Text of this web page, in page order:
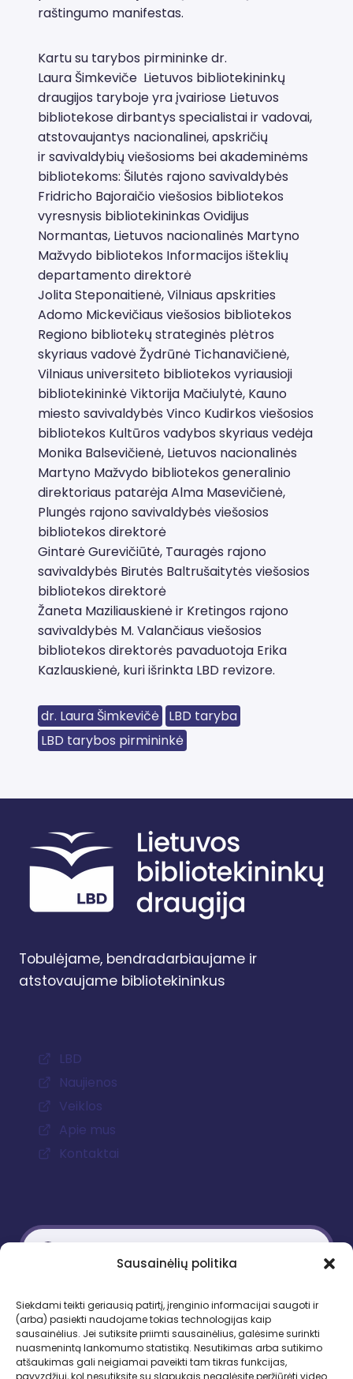
Sausainėlių politika
Siekdami teikti geriausią patirtį, įrenginio informacijai saugoti ir
(arba) pasiekti naudojame tokias technologijas kaip
sausainėlius. Jei sutiksite priimti sausainėlius, galėsime surinkti
nuasmenintą lankomumo statistiką. Nesutikimas arba sutikimo
atšaukimas gali neigiamai paveikti tam tikras funkcijas,
pavyzdžiui, kol nesutiksite su slapukais negalėsite peržiūrėti video.
raštingumo manifestas.
Kartu su tarybos pirmininke dr.
Laura Šimkeviče Lietuvos bibliotekininkų
draugijos taryboje yra įvairiose Lietuvos
bibliotekose dirbantys specialistai ir vadovai,
atstovaujantys nacionalinei, apskričių
ir savivaldybių viešosioms bei akademinėms
bibliotekoms: Šilutės rajono savivaldybės
Fridricho Bajoraičio viešosios bibliotekos
vyresnysis bibliotekininkas Ovidijus
Normantas, Lietuvos nacionalinės Martyno
Mažvydo bibliotekos Informacijos išteklių
departamento direktorė
Jolita Steponaitienė, Vilniaus apskrities
Adomo Mickevičiaus viešosios bibliotekos
Regiono bibliotekų strateginės plėtros
skyriaus vadovė Žydrūnė Tichanavičienė,
Vilniaus universiteto bibliotekos vyriausioji
bibliotekininkė Viktorija Mačiulytė, Kauno
miesto savivaldybės Vinco Kudirkos viešosios
bibliotekos Kultūros vadybos skyriaus vedėja
Monika Balsevičienė, Lietuvos nacionalinės
Martyno Mažvydo bibliotekos generalinio
direktoriaus patarėja Alma Masevičienė,
Plungės rajono savivaldybės viešosios
bibliotekos direktorė
Gintarė Gurevičiūtė, Tauragės rajono
savivaldybės Birutės Baltrušaitytės viešosios
bibliotekos direktorė
Žaneta Maziliauskienė ir Kretingos rajono
savivaldybės M. Valančiaus viešosios
bibliotekos direktorės pavaduotoja Erika
Kazlauskienė, kuri išrinkta LBD revizore.
dr. Laura Šimkevičė LBD taryba
LBD tarybos pirmininkė
Tobulėjame, bendradarbiaujame ir
atstovaujame bibliotekininkus
LBD
Naujienos
Veiklos
Apie mus
Kontaktai
Gedimino pr. 51, LT-01109 Vilnius
Tel. +370 683 95403
El. paštas: lbd.sekretore@gmail.com